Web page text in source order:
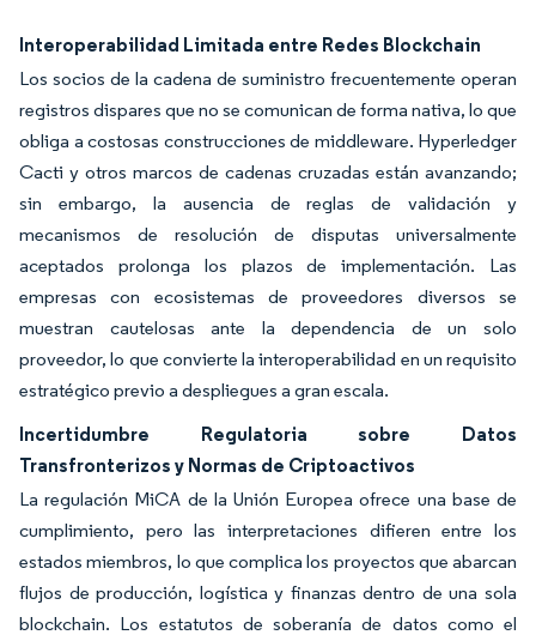
Interoperabilidad Limitada entre Redes Blockchain
Los socios de la cadena de suministro frecuentemente operan
registros dispares que no se comunican de forma nativa, lo que
obliga a costosas construcciones de middleware. Hyperledger
Cacti y otros marcos de cadenas cruzadas están avanzando;
sin embargo, la ausencia de reglas de validación y
mecanismos de resolución de disputas universalmente
aceptados prolonga los plazos de implementación. Las
empresas con ecosistemas de proveedores diversos se
muestran cautelosas ante la dependencia de un solo
proveedor, lo que convierte la interoperabilidad en un requisito
estratégico previo a despliegues a gran escala.
Incertidumbre Regulatoria sobre Datos
Transfronterizos y Normas de Criptoactivos
La regulación MiCA de la Unión Europea ofrece una base de
cumplimiento, pero las interpretaciones difieren entre los
estados miembros, lo que complica los proyectos que abarcan
flujos de producción, logística y finanzas dentro de una sola
blockchain. Los estatutos de soberanía de datos como el